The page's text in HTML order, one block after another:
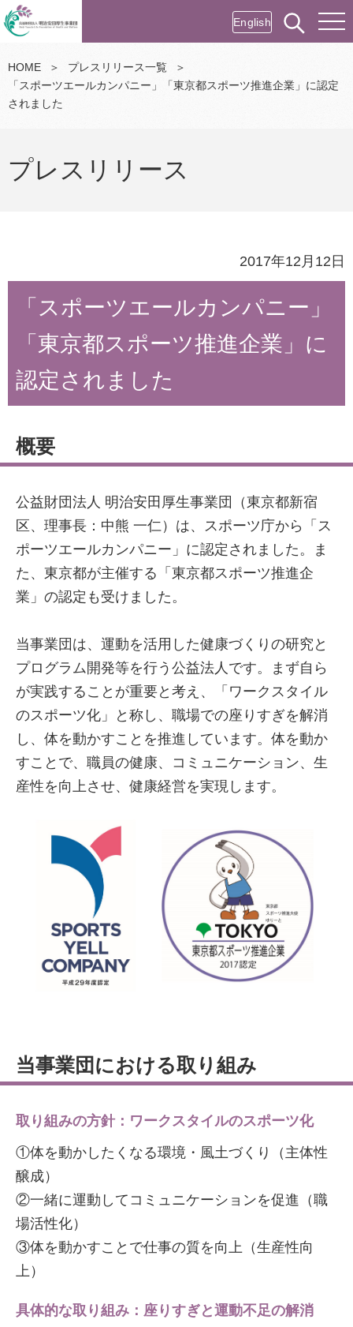
English
HOME ＞ プレスリリース一覧
＞
「スポーツエールカンパニー」「東京都スポーツ推進企業」に認定
されました
プレスリリース
2017年12月12日
「スポーツエールカンパニー」
「東京都スポーツ推進企業」に
認定されました
概要
公益財団法人 明治安田厚生事業団（東京都新宿
区、理事長：中熊 一仁）は、スポーツ庁から「ス
ポーツエールカンパニー」に認定されました。ま
た、東京都が主催する「東京都スポーツ推進企
業」の認定も受けました。
当事業団は、運動を活用した健康づくりの研究と
プログラム開発等を行う公益法人です。まず自ら
が実践することが重要と考え、「ワークスタイル
のスポーツ化」と称し、職場での座りすぎを解消
し、体を動かすことを推進しています。体を動か
すことで、職員の健康、コミュニケーション、生
産性を向上させ、健康経営を実現します。
当事業団における取り組み
取り組みの方針：ワークスタイルのスポーツ化
①体を動かしたくなる環境・風土づくり（主体性
醸成）
②一緒に運動してコミュニケーションを促進（職
場活性化）
③体を動かすことで仕事の質を向上（生産性向
上）
具体的な取り組み：座りすぎと運動不足の解消